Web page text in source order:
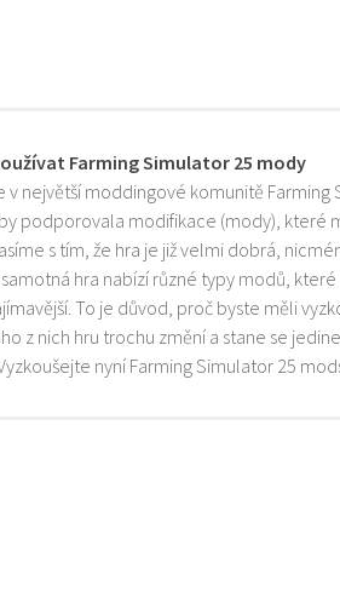
Farming Simulator 25 mody
v největší moddingové komunitě Farming
podporovala modifikace (mody), které
s tím, že hra je již velmi dobrá,
samotná hra nabízí různé typy modů,
To je důvod, proč byste měli
z nich hru trochu změní a stane se
nyní Farming Simulator 25